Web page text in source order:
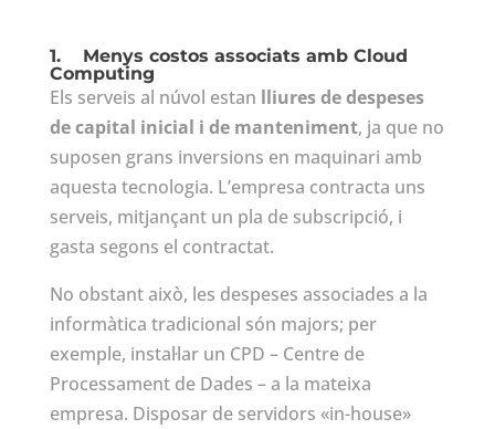
1. Menys costos associats amb Cloud
Computing
Els serveis al núvol estan lliures de despeses
de capital inicial i de manteniment, ja que no
suposen grans inversions en maquinari amb
aquesta tecnologia. L’empresa contracta uns
serveis, mitjançant un pla de subscripció, i
gasta segons el contractat.
No obstant això, les despeses associades a la
informàtica tradicional són majors; per
exemple, instal·lar un CPD – Centre de
Processament de Dades – a la mateixa
empresa. Disposar de servidors «in-house»